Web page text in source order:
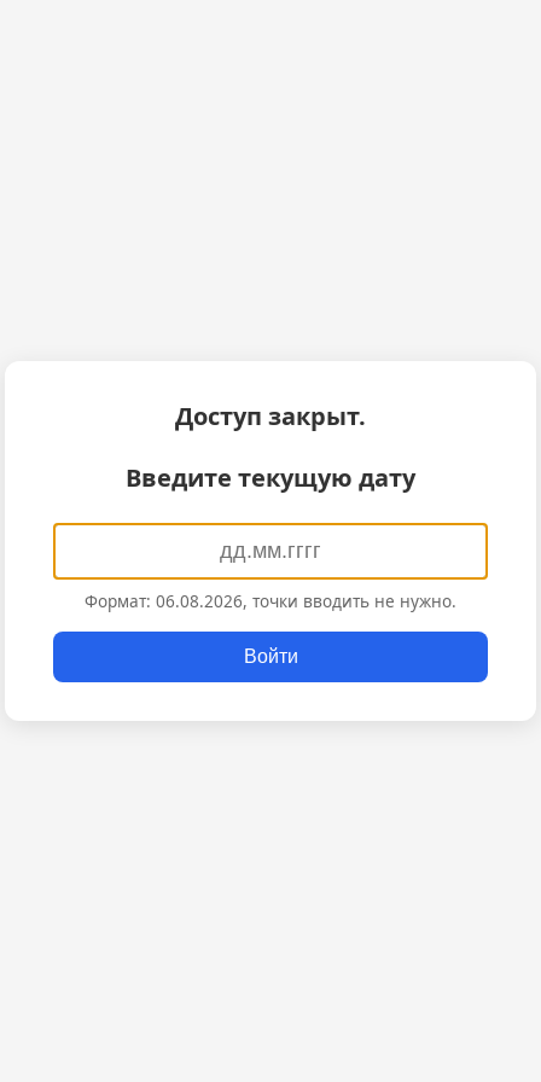
Доступ закрыт.
Введите текущую дату
Формат: 06.08.2026, точки вводить не нужно.
Войти